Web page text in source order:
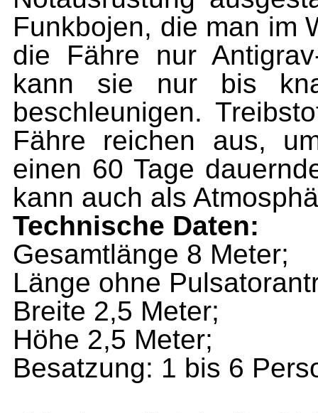
Funkbojen, die man im
die Fähre nur
kann sie nur bis
beschleunigen.
Fähre reichen aus,
einen 60 Tage
kann auch als
Technische Daten:
Gesamtlänge 8 Meter;
Länge ohne
Breite 2,5 Meter;
Höhe 2,5 Meter;
Besatzung: 1 bis 6